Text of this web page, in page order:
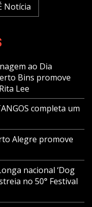
Notícia
ao Dia
Bins promove
Lee
completa um
Alegre promove
nacional ‘Dog
no 50° Festival